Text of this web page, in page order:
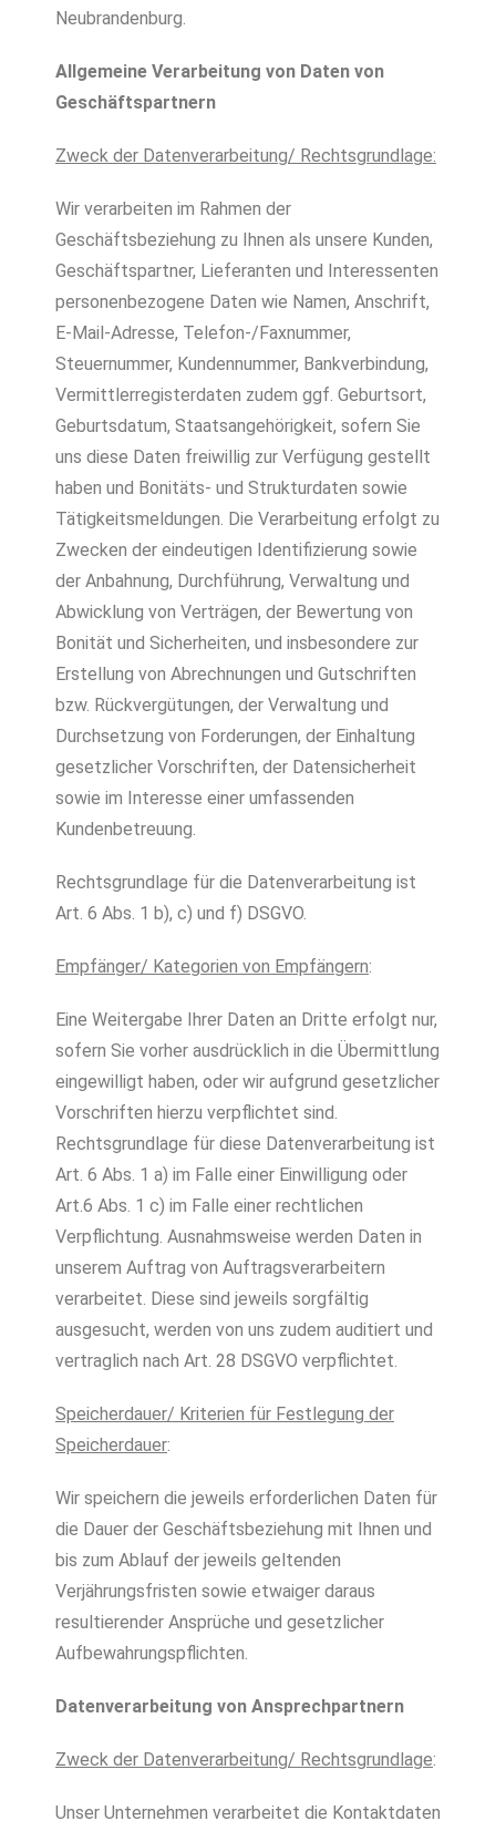
Neubrandenburg.
Allgemeine Verarbeitung von Daten von
Geschäftspartnern
Zweck der Datenverarbeitung/ Rechtsgrundlage:
Wir verarbeiten im Rahmen der
Geschäftsbeziehung zu Ihnen als unsere Kunden,
Geschäftspartner, Lieferanten und Interessenten
personen­bezogene Daten wie Namen, Anschrift,
E-Mail-Adresse, Telefon-/Faxnummer,
Steuernummer, Kundennummer, Bankverbindung,
Vermittlerregisterdaten zudem ggf. Geburtsort,
Geburtsdatum, Staatsangehörigkeit, sofern Sie
uns diese Daten freiwillig zur Verfügung gestellt
haben und Bonitäts- und Strukturdaten sowie
Tätigkeitsmeldungen. Die Verarbeitung erfolgt zu
Zwecken der eindeutigen Identifizierung sowie
der Anbahnung, Durchführung, Verwaltung und
Abwicklung von Verträgen, der Bewertung von
Bonität und Sicherheiten, und insbesondere zur
Erstellung von Abrechnungen und Gutschriften
bzw. Rückvergütungen, der Verwaltung und
Durchsetzung von Forderungen, der Einhaltung
gesetzlicher Vorschriften, der Datensicherheit
sowie im Interesse einer umfassenden
Kundenbetreuung.
Rechtsgrundlage für die Datenverarbeitung ist
Art. 6 Abs. 1 b), c) und f) DSGVO.
Empfänger/ Kategorien von Empfängern:
Eine Weitergabe Ihrer Daten an Dritte erfolgt nur,
sofern Sie vorher ausdrücklich in die Übermittlung
eingewilligt haben, oder wir aufgrund gesetzlicher
Vorschriften hierzu verpflichtet sind.
Rechtsgrundlage für diese Datenverarbeitung ist
Art. 6 Abs. 1 a) im Falle einer Einwilligung oder
Art.6 Abs. 1 c) im Falle einer rechtlichen
Verpflichtung. Ausnahmsweise werden Daten in
unserem Auftrag von Auftragsverarbeitern
verarbeitet. Diese sind jeweils sorgfältig
ausgesucht, werden von uns zudem auditiert und
vertraglich nach Art. 28 DSGVO verpflichtet.
Speicherdauer/ Kriterien für Festlegung der
Speicherdauer:
Wir speichern die jeweils erforderlichen Daten für
die Dauer der Geschäftsbeziehung mit Ihnen und
bis zum Ablauf der jeweils geltenden
Verjährungsfristen sowie etwaiger daraus
resultierender Ansprüche und gesetzlicher
Aufbewahrungspflichten.
Datenverarbeitung von Ansprechpartnern
Zweck der Datenverarbeitung/ Rechtsgrundlage:
Unser Unternehmen verarbeitet die Kontaktdaten